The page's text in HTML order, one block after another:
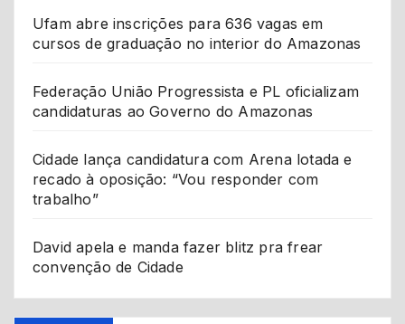
Ufam abre inscrições para 636 vagas em
cursos de graduação no interior do Amazonas
Federação União Progressista e PL oficializam
candidaturas ao Governo do Amazonas
Cidade lança candidatura com Arena lotada e
recado à oposição: “Vou responder com
trabalho”
David apela e manda fazer blitz pra frear
convenção de Cidade